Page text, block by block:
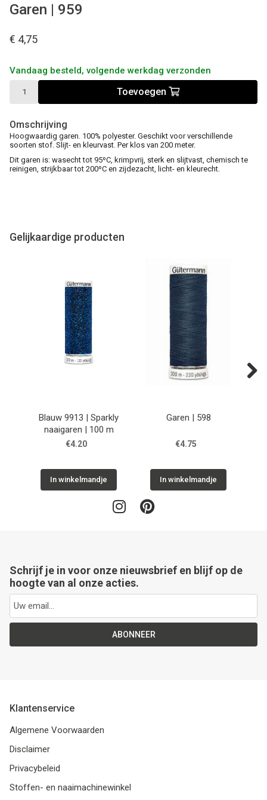
Garen | 959
€ 4,75
Vandaag besteld, volgende werkdag verzonden
Toevoegen
Omschrijving
Hoogwaardig garen. 100% polyester. Geschikt voor verschillende
soorten stof. Slijt- en kleurvast. Per klos van 200 meter.
Dit garen is: wasecht tot 95ºC, krimpvrij, sterk en slijtvast, chemisch te
reinigen, strijkbaar tot 200ºC en zijdezacht, licht- en kleurecht.
Gelijkaardige producten
Blauw 9913 | Sparkly
naaigaren | 100 m
€4.20
In winkelmandje
Garen | 598
€4.75
In winkelmandje
Schrijf je in voor onze nieuwsbrief en blijf op de
hoogte van al onze acties.
ABONNEER
Klantenservice
Algemene Voorwaarden
Disclaimer
Privacybeleid
Stoffen- en naaimachinewinkel